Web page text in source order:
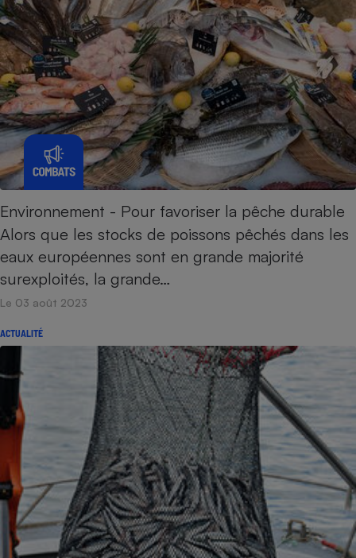
Environnement - Pour favoriser la pêche durable
Alors que les stocks de poissons pêchés dans les
eaux européennes sont en grande majorité
surexploités, la grande…
Le 03 août 2023
ACTUALITÉ
Cafetière à expressos